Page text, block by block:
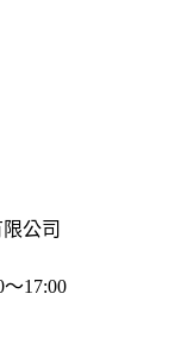
公司
17:00